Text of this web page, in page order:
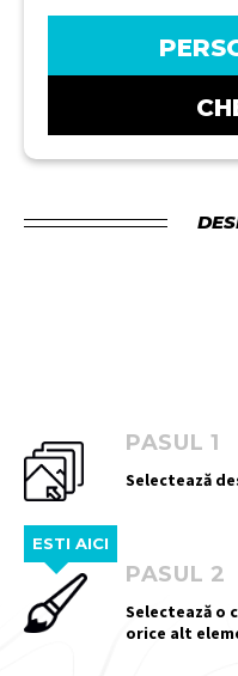
PASUL 1
Selectează
ESTI AICI
PASUL 2
Selectează o
orice alt